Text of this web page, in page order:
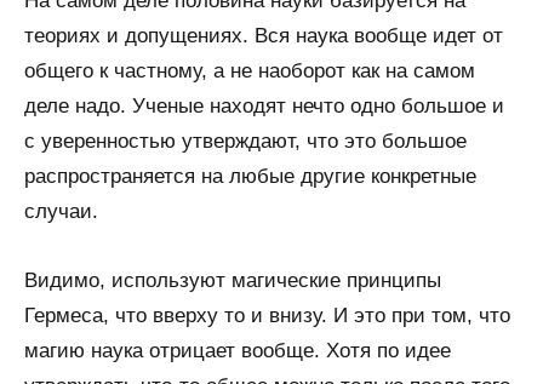
теориях и допущениях. Вся наука вообще идет от
общего к частному, а не наоборот как на самом
деле надо. Ученые находят нечто одно большое и
с уверенностью утверждают, что это большое
распространяется на любые другие конкретные
случаи.
Видимо, используют магические принципы
Гермеса, что вверху то и внизу. И это при том, что
магию наука отрицает вообще. Хотя по идее